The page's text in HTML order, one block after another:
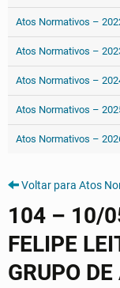
Atos Normativos –
Atos Normativos –
Atos Normativos –
Atos Normativos –
Atos Normativos –
Voltar para Atos
104 – 10/
FELIPE
GRUPO